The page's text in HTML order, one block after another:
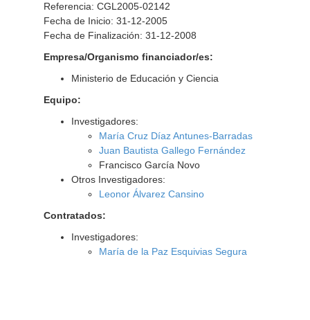
Referencia: CGL2005-02142
Fecha de Inicio: 31-12-2005
Fecha de Finalización: 31-12-2008
Empresa/Organismo financiador/es:
Ministerio de Educación y Ciencia
Equipo:
Investigadores:
María Cruz Díaz Antunes-Barradas
Juan Bautista Gallego Fernández
Francisco García Novo
Otros Investigadores:
Leonor Álvarez Cansino
Contratados:
Investigadores:
María de la Paz Esquivias Segura